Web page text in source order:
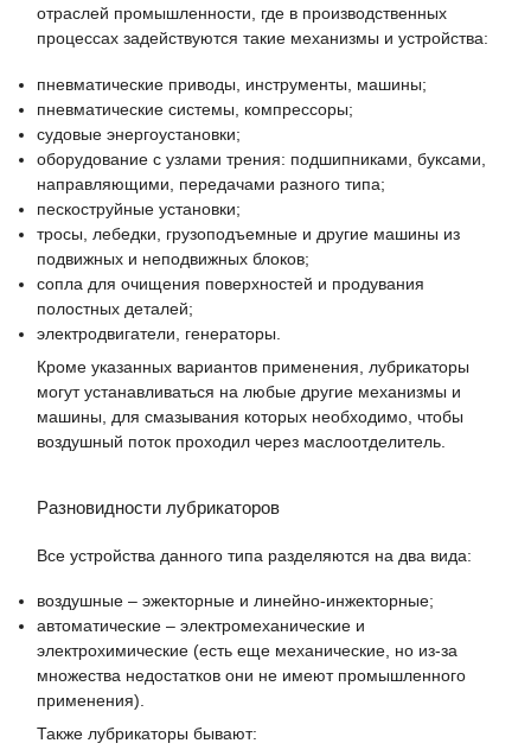
отраслей промышленности, где в производственных
процессах задействуются такие механизмы и устройства:
пневматические приводы, инструменты, машины;
пневматические системы, компрессоры;
судовые энергоустановки;
оборудование с узлами трения: подшипниками, буксами,
направляющими, передачами разного типа;
пескоструйные установки;
тросы, лебедки, грузоподъемные и другие машины из
подвижных и неподвижных блоков;
сопла для очищения поверхностей и продувания
полостных деталей;
электродвигатели, генераторы.
Кроме указанных вариантов применения, лубрикаторы
могут устанавливаться на любые другие механизмы и
машины, для смазывания которых необходимо, чтобы
воздушный поток проходил через маслоотделитель.
Разновидности лубрикаторов
Все устройства данного типа разделяются на два вида:
воздушные – эжекторные и линейно-инжекторные;
автоматические – электромеханические и
электрохимические (есть еще механические, но из-за
множества недостатков они не имеют промышленного
применения).
Также лубрикаторы бывают: